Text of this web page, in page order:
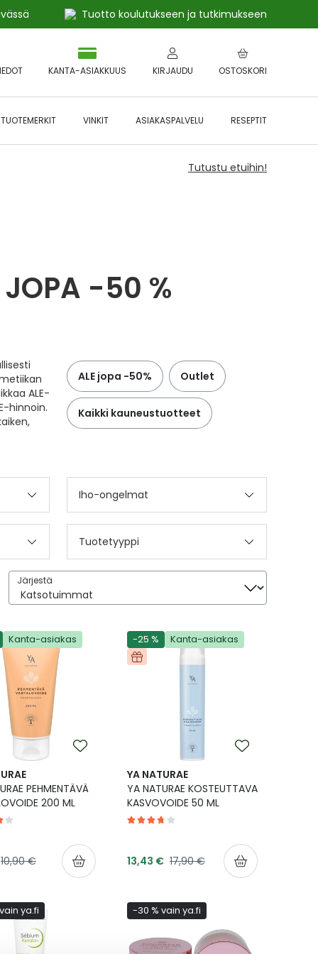
Tuotto koulutukseen ja tutkimukseen
OSTOSKORI
KANTA-ASIAKKUUS KIRJAUDU
TUOTEMERKIT VINKIT ASIAKASPALVELU RESEPTIT
Tutustu etuihin!
JOPA -50 %
ALE-
hinnoin.
ALE jopa -50% Outlet
Kaikki kauneustuotteet
Iho-ongelmat
Tuotetyyppi
Järjestä
Järjestä
Kanta-asiakas
PEHMENTÄVÄ
200 ML
Normaalihinta
10,90 €
-25 % Kanta-asiakas
YA NATURAE
YA NATURAE KOSTEUTTAVA
KASVOVOIDE 50 ML
Tarjoushinta
13,43 € Normaalihinta
17,90 €
ya.fi -30 % vain ya.fi